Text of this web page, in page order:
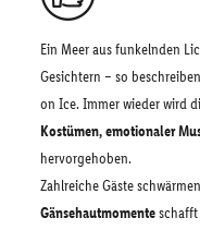
Ein Meer aus funkelnden
Gesichtern – so
on Ice. Immer wieder wird
Kostümen, emotionaler
hervorgehoben.
Zahlreiche Gäste
Gänsehautmomenteschafft